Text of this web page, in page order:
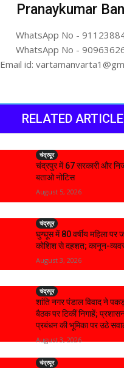
Pranaykumar
WhatsApp No -
WhatsApp No -
Email id:
RELATED
चंद्रपूर
चंद्रपुर में 67 सरकारी और
बताओ नोटिस
August 5, 2026
चंद्रपूर
घुग्घूस में 80 वर्षीय महिला पर
कोशिश से दहशत; कानून-
August 3, 2026
चंद्रपूर
शांति नगर पंडाल विवाद ने
बैठक पर टिकीं निगाहें;
प्रबंधन की भूमिका पर उठे
August 3, 2026
चंद्रपूर